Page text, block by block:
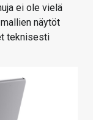
ei ole vielä
näytöt
teknisesti